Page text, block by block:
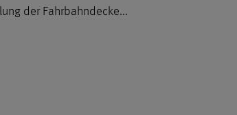
der Fahrbahndecke...